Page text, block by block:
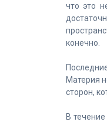
что это
конечно.
Материя
сторон,
В